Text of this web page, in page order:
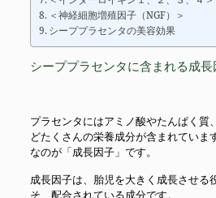
＜神経細胞増殖因子（NGF）＞
シーププラセンタの美容効果
シーププラセンタに含まれる成長
プラセンタにはアミノ酸やたんぱく質
どたくさんの栄養成分が含まれていま
なのが「成長因子」です。
成長因子は、胎児を大きく成長させる
そ、配合されている成分です。